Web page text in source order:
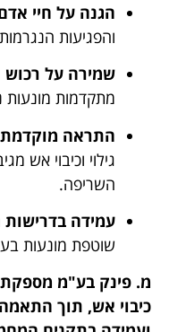
הגנה על חיי
והפגיעות
שמירה על רכוש
מתקדמות מונעות
התראה
גילוי וכיבוי אש
השריפה.
עמידה בדרישות
שוטפת מונעות
מ. פינק בע"מ
כיבוי אש, תוך